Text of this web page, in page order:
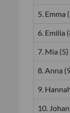
5. Emma
6. Emilia
7. Mia (5)
8. Anna
9.
10.